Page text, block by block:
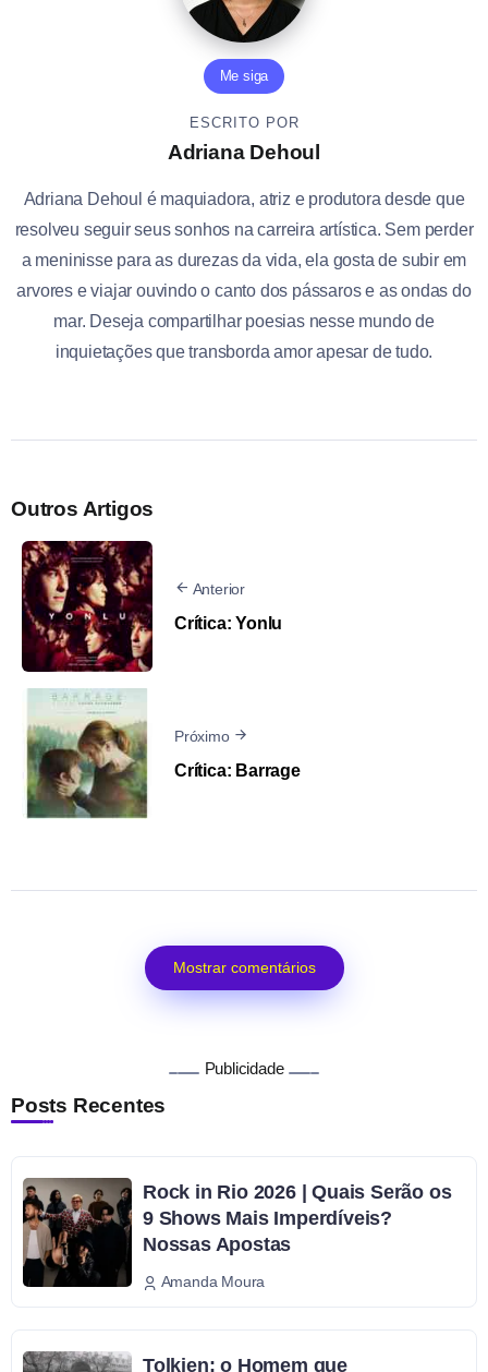
Me siga
ESCRITO POR
Adriana Dehoul
Adriana Dehoul é maquiadora, atriz e produtora desde que
resolveu seguir seus sonhos na carreira artística. Sem perder
a meninisse para as durezas da vida, ela gosta de subir em
arvores e viajar ouvindo o canto dos pássaros e as ondas do
mar. Deseja compartilhar poesias nesse mundo de
inquietações que transborda amor apesar de tudo.
Outros Artigos
Anterior
Crítica: Yonlu
Próximo
Crítica: Barrage
Mostrar comentários
Publicidade
Posts Recentes
Rock in Rio 2026 | Quais Serão os
9 Shows Mais Imperdíveis?
Nossas Apostas
Amanda Moura
Tolkien: o Homem que